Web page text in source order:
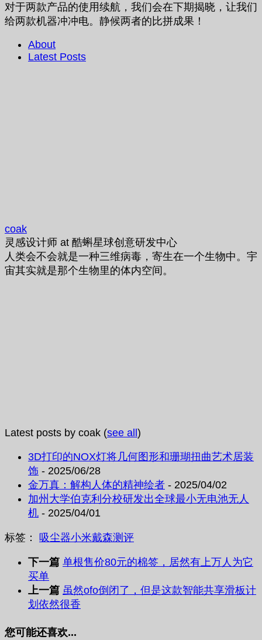
对于两款产品的使用续航，我们会在下期揭晓，让我们
给两款机器冲冲电。静候两者的比拼成果！
About
Latest Posts
coak
灵感设计师 at 酷蝌星球创意研发中心
人类会不会就是一种三维病毒，寄生在一个生物中。宇
宙其实就是那个生物里的体内空间。
Latest posts by coak (see all)
3D打印的NOX灯将几何图形和珊瑚扭曲艺术居装
饰 - 2025/06/28
金万真：解构人体的精神绘者 - 2025/04/02
加州大学伯克利分校研发出全球最小无电池无人
机 - 2025/04/01
标签： 吸尘器小米戴森测评
下一篇 单根售价80元的棉签，居然有上万人为它
买单
上一篇 虽然ofo倒闭了，但是这款智能共享滑板计
划依然很香
您可能还喜欢...